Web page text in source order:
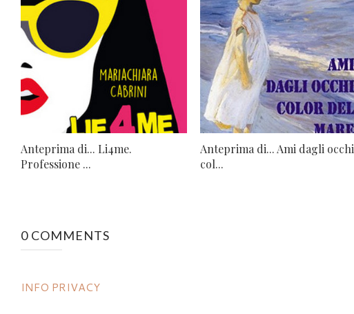
Anteprima di... Li4me.
Professione ...
Anteprima di... Ami dagli occhi
col...
0 COMMENTS
INFO PRIVACY